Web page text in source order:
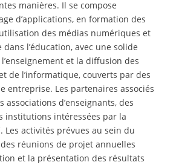
manières. Il se compose
d’applications, en formation des
des médias numériques et
l’éducation, avec une solide
et la diffusion des
de l’informatique, couverts par des
entreprise. Les partenaires associés
associations d’enseignants, des
institutions intéressées par la
Les activités prévues au sein du
réunions de projet annuelles
et la présentation des résultats